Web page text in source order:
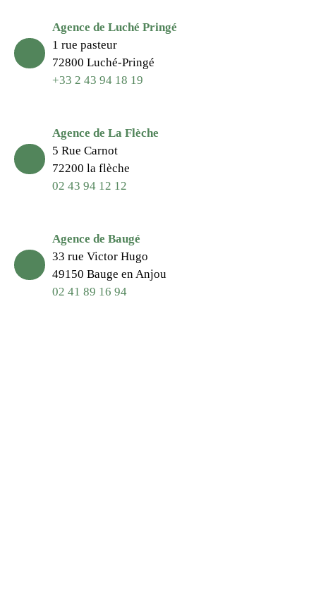
Agence de Luché Pringé
1 rue pasteur
72800 Luché-Pringé
+33 2 43 94 18 19
Agence de La Flèche
5 Rue Carnot
72200 la flèche
02 43 94 12 12
Agence de Baugé
33 rue Victor Hugo
49150 Bauge en Anjou
02 41 89 16 94